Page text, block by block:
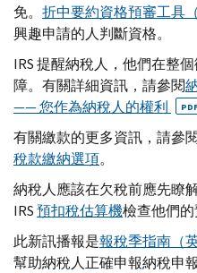
免。 折中要約資格預審工具（
興趣申請的人判斷資格。
IRS提醒納稅人，他們在整
障。有關詳細資訊，請參閱
—— 您作為納稅人的權利
有關繳款的更多資訊，請參
稅款繳納選項。
納稅人應該在欠稅前應先瞭解
IRS預扣稅估算機檢查他們的
此新訊播報是報稅季指南（英
幫助納稅人正確申報納稅申